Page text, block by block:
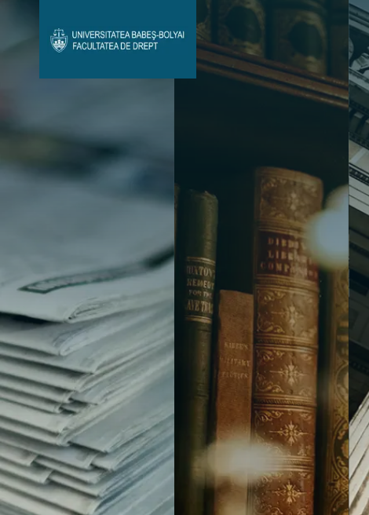
Avizier Studenți Admitere
Contact